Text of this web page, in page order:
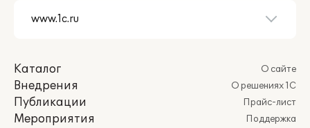
Каталог
Внедрения
Публикации
Мероприятия
О сайте
О решениях 1С
Прайс-лист
Поддержка